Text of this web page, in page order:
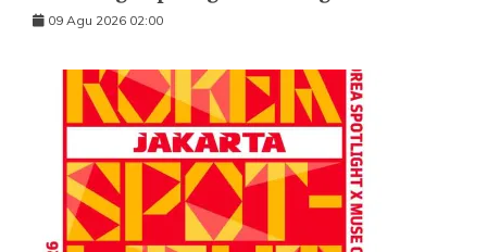
09 Agu 2026 02:00